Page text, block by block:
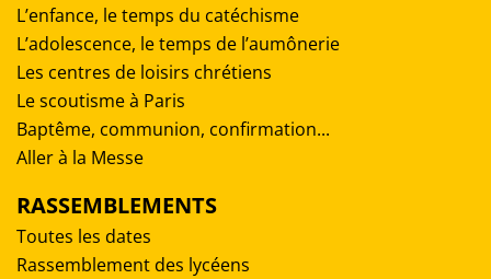
L’enfance, le temps du catéchisme
L’adolescence, le temps de l’aumônerie
Les centres de loisirs chrétiens
Le scoutisme à Paris
Baptême, communion, confirmation...
Aller à la Messe
RASSEMBLEMENTS
Toutes les dates
Rassemblement des lycéens